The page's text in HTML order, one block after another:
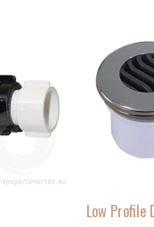
Low Profile